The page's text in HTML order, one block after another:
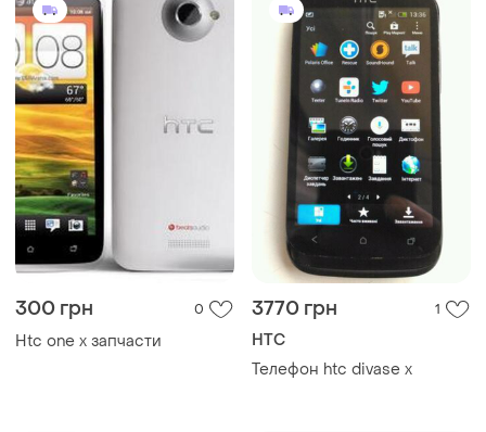
300 грн 0
Htc one x запчасти
3770 грн 1
HTC
Телефон htc divase x